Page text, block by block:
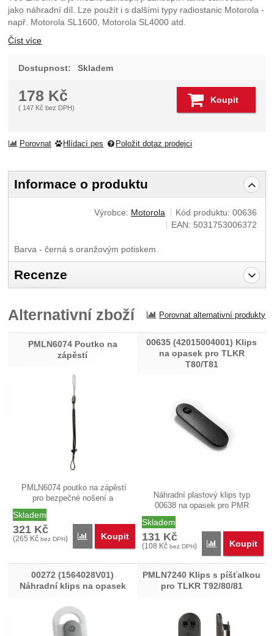
jako náhradní díl. Lze použít i s dalšími typy radiostanic Motorola -
např. Motorola SL1600, Motorola SL4000 atd.
Číst více
Dostupnost: Skladem
178 Kč
( 147 Kč bez DPH)
Koupit
Porovnat Hlídací pes Položit dotaz prodejci
Informace o produktu
Výrobce: Motorola Kód produktu:00636
EAN: 5031753006372
Barva - černá s oranžovým potiskem.
Recenze
Recenze
Nebyla přidána žádná recenze.
Alternativní zboží Porovnat alternativní produkty
PMLN6074 Poutko na
zápěstí
PMLN6074 poutko na zápěstí
pro bezpečné nošení a
Skladem
321 Kč
(265 Kč bez DPH) Porovnat
Koupit
00635 (42015004001) Klips
na opasek pro TLKR
T80/T81
Náhradní plastový klips typ
00638 na opasek pro PMR
Skladem
131 Kč
(108 Kč bez DPH) Porovnat
Koupit
00272 (1564028V01)
Náhradní klips na opasek
PMLN7240 Klips s píšťalkou
pro TLKR T92/80/81